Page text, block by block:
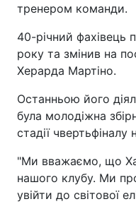
тренером команди.
40-річний фахівець
року та змінив на
Херарда Мартіно.
Останньою його
була молодіжна
стадії чвертьфіналу
"Ми вважаємо, що
нашого клубу. Ми
увійти до світової